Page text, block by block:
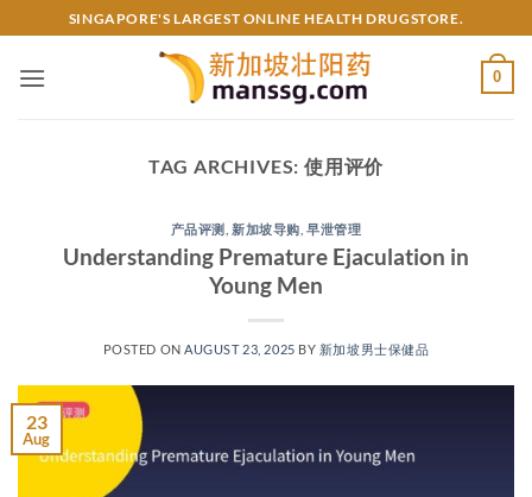
to
content
SINGAPORE'S LARGEST ONLINE HEALTH DRUGSTORE.
0
TAG ARCHIVES: 使用评价
产品评测 ,新加坡导购 ,早泄管理
Understanding Premature Ejaculation in
Young Men​
POSTED ON AUGUST 23, 2025 BY 新加坡男士保健品
23
Aug